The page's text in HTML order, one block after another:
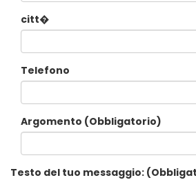
citt�
Telefono
Argomento (Obbligatorio)
Testo del tuo messaggio: